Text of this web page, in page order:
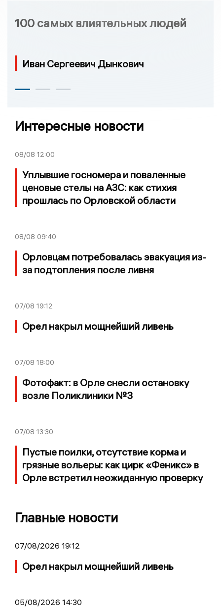
100 самых влиятельных людей
Иван Сергеевич Дынкович
Интересные новости
08/08 12:00
Уплывшие госномера и поваленные
ценовые стелы на АЗС: как стихия
прошлась по Орловской области
08/08 09:40
Орловцам потребовалась эвакуация из-
за подтопления после ливня
07/08 19:12
Орел накрыл мощнейший ливень
07/08 18:00
Фотофакт: в Орле снесли остановку
возле Поликлиники №3
07/08 13:30
Пустые поилки, отсутствие корма и
грязные вольеры: как цирк «Феникс» в
Орле встретил неожиданную проверку
Главные новости
07/08/2026 19:12
Орел накрыл мощнейший ливень
05/08/2026 14:30